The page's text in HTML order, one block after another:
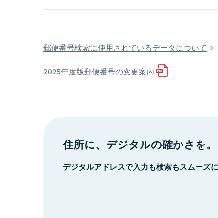
郵便番号検索に使用されているデータについて
2025年度版郵便番号の変更案内
住所に、デジタルの確かさを。
デジタルアドレスで入力も検索もスムーズ